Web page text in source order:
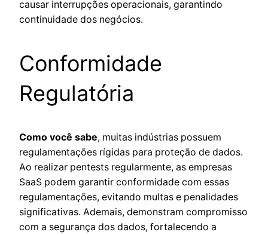
causar interrupções operacionais, garantindo
continuidade dos negócios.
Conformidade
Regulatória
Como você sabe, muitas indústrias possuem
regulamentações rígidas para proteção de dados.
Ao realizar pentests regularmente, as empresas
SaaS podem garantir conformidade com essas
regulamentações, evitando multas e penalidades
significativas. Ademais, demonstram compromisso
com a segurança dos dados, fortalecendo a